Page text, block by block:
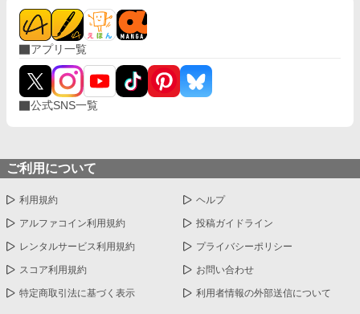
アプリ一覧
公式SNS一覧
ご利用について
利用規約 ヘルプ
アルファコイン利用規約 投稿ガイドライン
レンタルサービス利用規約 プライバシーポリシー
スコア利用規約 お問い合わせ
特定商取引法に基づく表示 利用者情報の外部送信について